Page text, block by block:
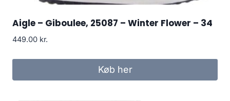
Aigle – Giboulee, 25087 – Winter Flower – 34
449.00 kr.
Køb her